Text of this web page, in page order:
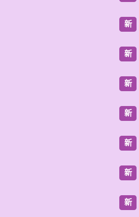
新
新
新
新
新
新
新